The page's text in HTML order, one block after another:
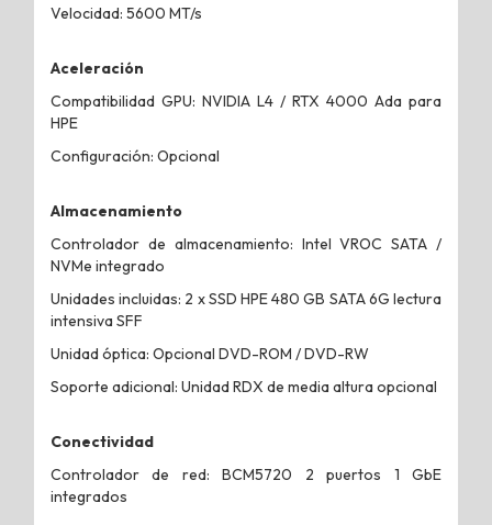
Velocidad: 5600 MT/s
Aceleración
Compatibilidad GPU: NVIDIA L4 / RTX 4000 Ada para
HPE
Configuración: Opcional
Almacenamiento
Controlador de almacenamiento: Intel VROC SATA /
NVMe integrado
Unidades incluidas: 2 x SSD HPE 480 GB SATA 6G lectura
intensiva SFF
Unidad óptica: Opcional DVD-ROM / DVD-RW
Soporte adicional: Unidad RDX de media altura opcional
Conectividad
Controlador de red: BCM5720 2 puertos 1 GbE
integrados